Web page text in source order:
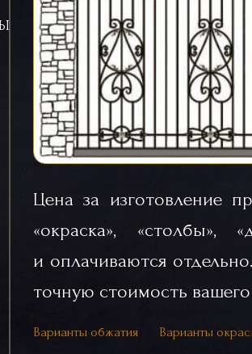
Цена за изготовление
«окраска», «столбы»,
и оплачиваются
точную стоимость
Варианты обжатия Варианты